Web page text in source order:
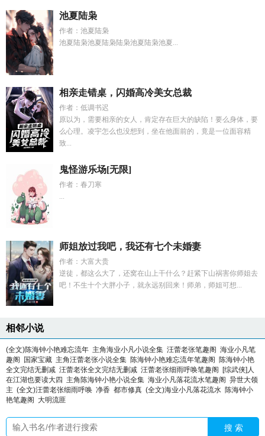
池夏陆枭
作者：池夏陆枭
池夏陆枭池夏陆枭陆枭池夏陆枭池夏...
相亲走错桌，闪婚高冷美女总裁
作者：低调书迟
原以为，需要相亲的女人，肯定存在巨大的缺陷！要么身体，要
么心理。凌宇怎么也没想到，坐在他面前的，竟是一位面容精
致...
鬼怪游乐场[无限]
作者：春刀寒
...
师姐放过我吧，我还有七个未婚妻
作者：大富大贵
逆徒，都这么大了，还窝在山上干什么？赶紧下山祸害你师姐去
吧！不生十个大胖小子，就永远别回来！师弟，师姐可想...
相邻小说
(全文)陈海钟小艳难忘流年 主角海业小凡小说全集 汪蕾老张笔趣阁 海业小凡笔
趣阁
国家宝藏 主角汪蕾老张小说全集 陈海钟小艳难忘流年笔趣阁
陈海钟小艳
全文完结无删减 汪蕾老张全文完结无删减 汪蕾老张细雨呼唤笔趣阁
[综武侠]人
在江湖也要读大四
主角陈海钟小艳小说全集 海业小凡落花流水笔趣阁 异世大领
主 (全文)汪蕾老张细雨呼唤 净香 都市修真 (全文)海业小凡落花流水 陈海钟小
艳笔趣阁
大明流匪
搜 索